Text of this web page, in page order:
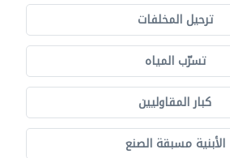
ترحيل المخلفات
تسرّب المياه
كبار المقاوليين
الأبنية مسبقة الصنع